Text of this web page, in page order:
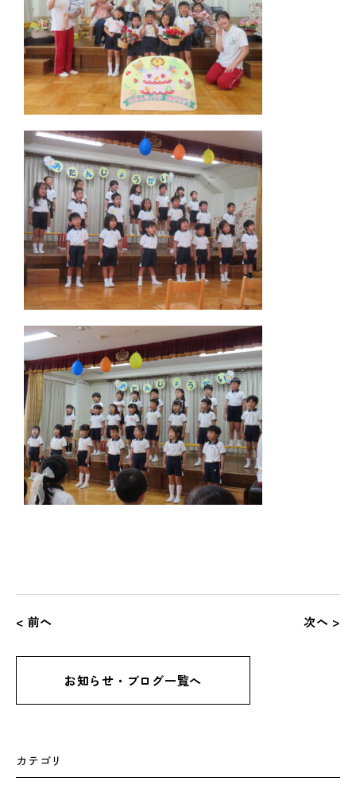
< 前へ 次へ >
お知らせ・ブログ一覧へ
カテゴリ